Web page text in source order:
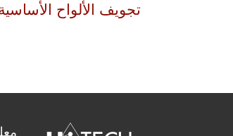
تجويف الألواح